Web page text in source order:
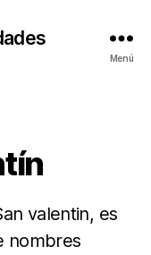
Menú
valentin, es
nombres